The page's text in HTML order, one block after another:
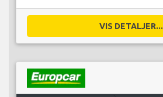
VIS DETALJER...